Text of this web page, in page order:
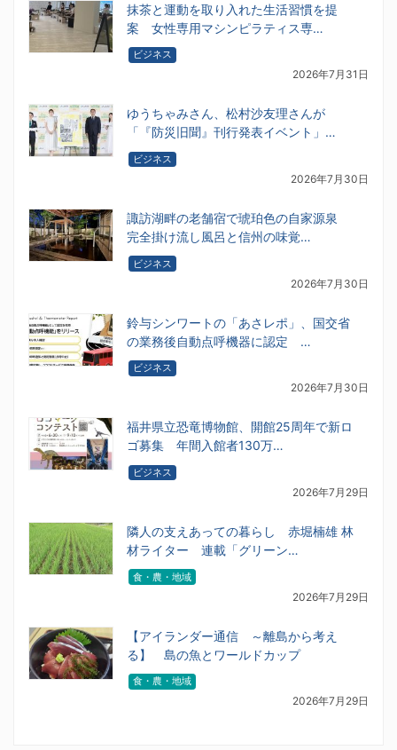
抹茶と運動を取り入れた生活習慣を提
案 女性専用マシンピラティス専…
ビジネス
2026年7月31日
ゆうちゃみさん、松村沙友理さんが
「『防災旧聞』刊行発表イベント」…
ビジネス
2026年7月30日
諏訪湖畔の老舗宿で琥珀色の自家源泉
完全掛け流し風呂と信州の味覚…
ビジネス
2026年7月30日
鈴与シンワートの「あさレポ」、国交省
の業務後自動点呼機器に認定 …
ビジネス
2026年7月30日
福井県立恐竜博物館、開館25周年で新ロ
ゴ募集 年間入館者130万…
ビジネス
2026年7月29日
隣人の支えあっての暮らし 赤堀楠雄 林
材ライター 連載「グリーン…
食・農・地域
2026年7月29日
【アイランダー通信 ～離島から考え
る】 島の魚とワールドカップ
食・農・地域
2026年7月29日